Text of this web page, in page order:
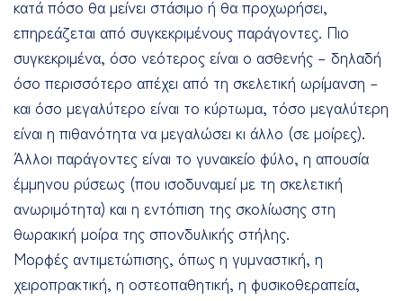
κατά πόσο θα μείνει στάσιμο ή θα προχωρήσει,
επηρεάζεται από συγκεκριμένους παράγοντες. Πιο
συγκεκριμένα, όσο νεότερος είναι ο ασθενής – δηλαδή
όσο περισσότερο απέχει από τη σκελετική ωρίμανση –
και όσο μεγαλύτερo είναι το κύρτωμα, τόσο μεγαλύτερη
είναι η πιθανότητα να μεγαλώσει κι άλλο (σε μοίρες).
Άλλοι παράγοντες είναι το γυναικείο φύλο, η απουσία
έμμηνου ρύσεως (που ισοδυναμεί με τη σκελετική
ανωριμότητα) και η εντόπιση της σκολίωσης στη
θωρακική μοίρα της σπονδυλικής στήλης.
Μορφές αντιμετώπισης, όπως η γυμναστική, η
χειροπρακτική, η οστεοπαθητική, η φυσικοθεραπεία,